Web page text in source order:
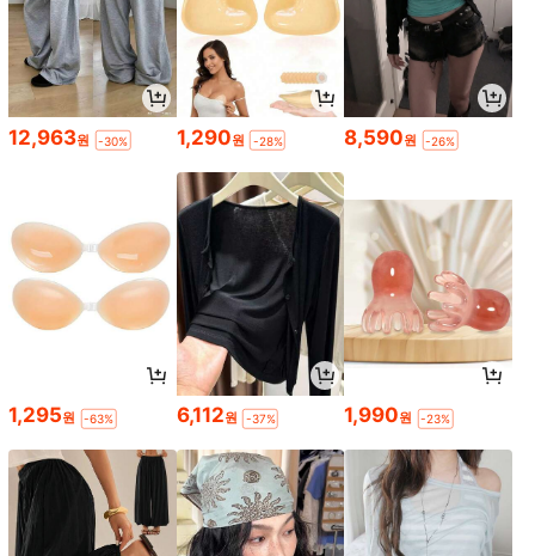
12,963원 -30% 1,290원 -28% 8,590원 -26%
1,295원 -63% 6,112원 -37% 1,990원 -23%